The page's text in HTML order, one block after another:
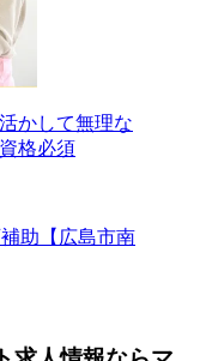
かして無理な
格必須
助【広島市南